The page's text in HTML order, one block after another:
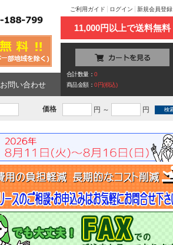
ご利用ガイド ログイン 新規会員登録
11,000円以上で送料無料
合計数量：0
商品金額：0円(税込)
お問い合わせ
価格 円 ～ 円